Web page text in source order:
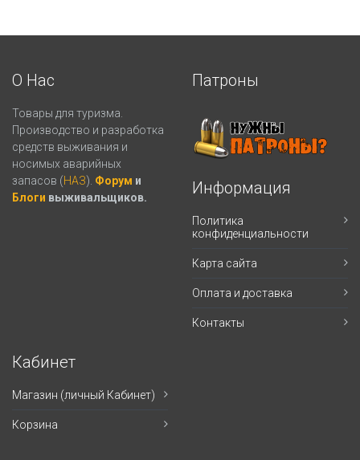
О Нас
Товары для туризма.
Производство и разработка
средств выживания и
носимых аварийных
запасов (НАЗ). Форум и
Блоги выживальщиков.
Патроны
Информация
Политика
конфиденциальности
Карта сайта
Оплата и доставка
Контакты
Кабинет
Магазин (личный Кабинет)
Корзина